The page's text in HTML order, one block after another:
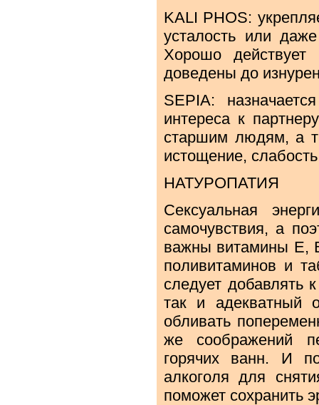
KALI PHOS:
усталость или
Хорошо
доведены до
SEPIA:
интереса к
старшим людям, а
истощение,
НАТУРОПАТИЯ
Сексуальная
самочувствия, а
важны витамины Е,
поливитаминов и
следует добавлять
так и адекватный
обливать
же соображений
горячих ванн. И
алкоголя для
поможет сохранить